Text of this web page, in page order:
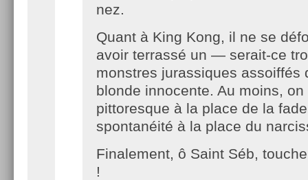
nez.
Quant à King Kong, il ne se
avoir terrassé un — serait-ce
monstres jurassiques assoiffés
blonde innocente. Au moins, on
pittoresque à la place de la
spontanéité à la place du
Finalement, ô Saint Séb,
!